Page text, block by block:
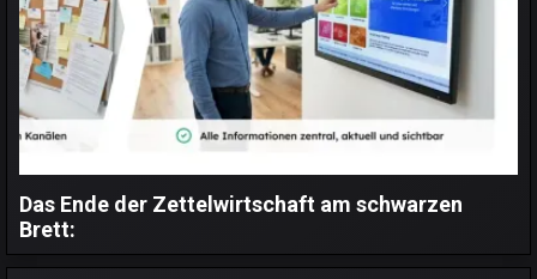
Das Ende der Zettelwirtschaft am schwarzen
Brett: